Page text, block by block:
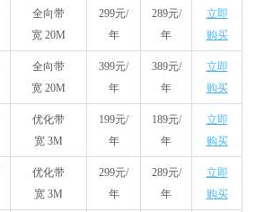
全向带
宽 20M
299元/
年
289元/
年
立即
购买
全向带
宽 20M
399元/
年
389元/
年
立即
购买
优化带
宽 3M
199元/
年
189元/
年
立即
购买
优化带
宽 3M
299元/
年
289元/
年
立即
购买